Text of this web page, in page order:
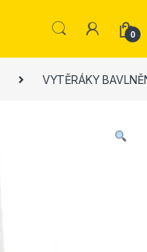
0
VYTĚRÁKY